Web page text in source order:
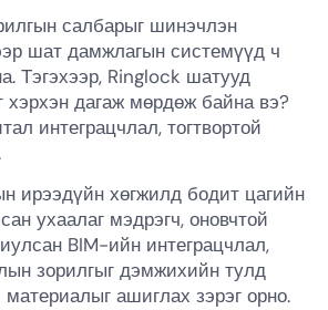
салбарыг шинэчлэн
шат дамжлагын системүүд ч
Тэгэхээр, Ringlock шатууд
хэрхэн дагаж мөрдөж байна вэ?
интеграцчлал, тогтвортой
ирээдүйн хөгжилд бодит цагийн
ухаалаг мэдрэгч, оновчтой
BIM-ийн интеграцчлал,
зорилгыг дэмжихийн тулд
ашиглах зэрэг орно.